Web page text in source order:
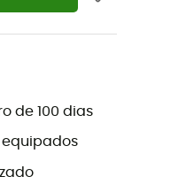
de 100 dias
equipados